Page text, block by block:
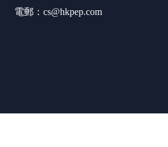
電郵：cs@hkpep.com